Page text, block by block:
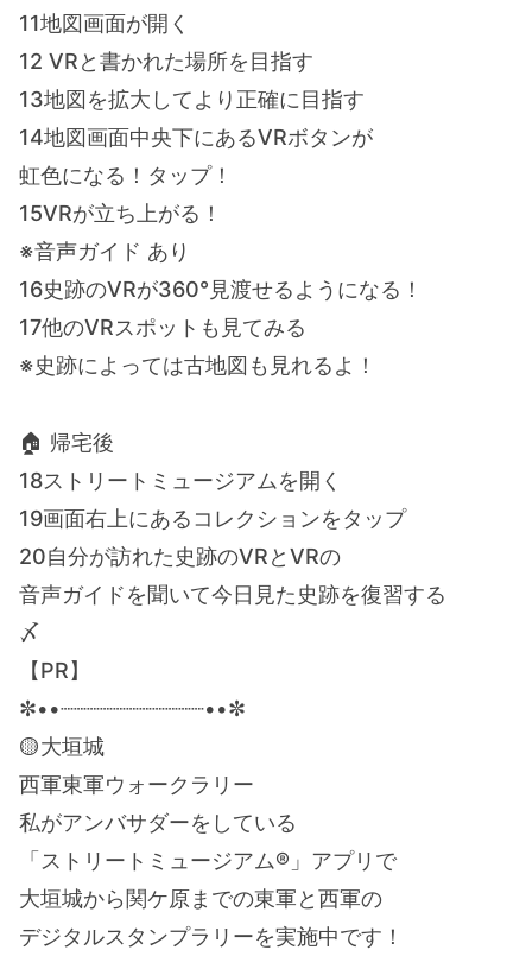
11地図画面が開く
12 VRと書かれた場所を目指す
13地図を拡大してより正確に目指す
14地図画面中央下にあるVRボタンが
虹色になる！タップ！
15VRが立ち上がる！
※音声ガイド あり
16史跡のVRが360°見渡せるようになる！
17他のVRスポットも見てみる
※史跡によっては古地図も見れるよ！
🏠 帰宅後
18ストリートミュージアムを開く
19画面右上にあるコレクションをタップ
20自分が訪れた史跡のVRとVRの
音声ガイドを聞いて今日見た史跡を復習する
〆
【PR】
✼••┈┈┈┈┈┈┈┈┈┈┈••✼
🟡大垣城
西軍東軍ウォークラリー
私がアンバサダーをしている
「ストリートミュージアム®」アプリで
大垣城から関ケ原までの東軍と西軍の
デジタルスタンプラリーを実施中です！